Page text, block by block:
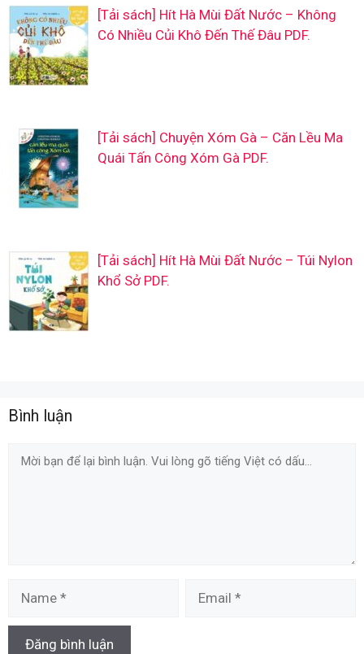
[Tải sách] Hít Hà Mùi Đất Nước – Không
Có Nhiều Củi Khô Đến Thế Đâu PDF.
[Tải sách] Chuyện Xóm Gà – Căn Lều Ma
Quái Tấn Công Xóm Gà PDF.
[Tải sách] Hít Hà Mùi Đất Nước – Túi Nylon
Khổ Sở PDF.
Bình luận
Comment